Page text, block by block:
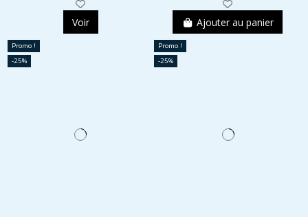
Voir Ajouter au panier
Promo !
-25%
Promo !
-25%